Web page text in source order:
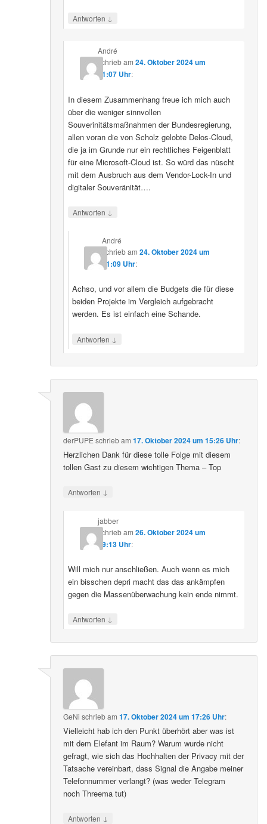
Antworten ↓
André
schriebam 24. Oktober 2024 um
11:07 Uhr:
In diesem Zusammenhang freue ich mich auch
über die weniger sinnvollen
Souverinitätsmaßnahmen der Bundesregierung,
allen voran die von Scholz gelobte Delos-Cloud,
die ja im Grunde nur ein rechtliches Feigenblatt
für eine Microsoft-Cloud ist. So würd das nüscht
mit dem Ausbruch aus dem Vendor-Lock-In und
digitaler Souveränität….
Antworten ↓
André
schriebam24. Oktober 2024 um
11:09 Uhr:
Achso, und vor allem die Budgets die für diese
beiden Projekte im Vergleich aufgebracht
werden. Es ist einfach eine Schande.
Antworten ↓
derPUPE schriebam17. Oktober 2024 um 15:26 Uhr:
Herzlichen Dank für diese tolle Folge mit diesem
tollen Gast zu diesem wichtigen Thema – Top
Antworten ↓
jabber
schriebam 26. Oktober 2024 um
09:13 Uhr:
Will mich nur anschließen. Auch wenn es mich
ein bisschen depri macht das das ankämpfen
gegen die Massenüberwachung kein ende nimmt.
Antworten ↓
GeNi schriebam17. Oktober 2024 um 17:26 Uhr:
Vielleicht hab ich den Punkt überhört aber was ist
mit dem Elefant im Raum? Warum wurde nicht
gefragt, wie sich das Hochhalten der Privacy mit der
Tatsache vereinbart, dass Signal die Angabe meiner
Telefonnummer verlangt? (was weder Telegram
noch Threema tut)
Antworten ↓